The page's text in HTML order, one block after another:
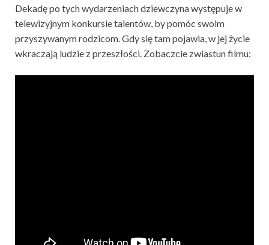
Dekadę po tych wydarzeniach dziewczyna występuje w
telewizyjnym konkursie talentów, by pomóc swoim
przyszywanym rodzicom. Gdy się tam pojawia, w jej życie
wkraczają ludzie z przeszłości. Zobaczcie zwiastun filmu: